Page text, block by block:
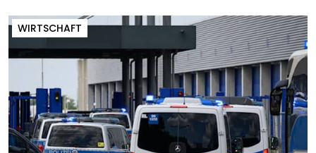
WIRTSCHAFT